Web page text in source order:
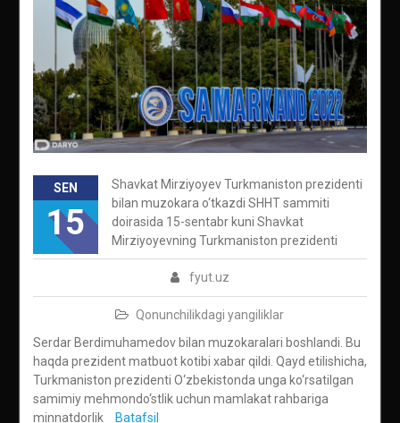
SEN
15
fyut.uz
Qonunchilikdagi yangiliklar
Shavkat Mirziyoyev Turkmaniston prezidenti
bilan muzokara o‘tkazdi SHHT sammiti
doirasida 15-sentabr kuni Shavkat
Mirziyoyevning Turkmaniston prezidenti
Serdar Berdimuhamedov bilan muzokaralari boshlandi. Bu
haqda prezident matbuot kotibi xabar qildi. Qayd etilishicha,
Turkmaniston prezidenti O‘zbekistonda unga ko‘rsatilgan
samimiy mehmondo‘stlik uchun mamlakat rahbariga
minnatdorlik
Batafsil